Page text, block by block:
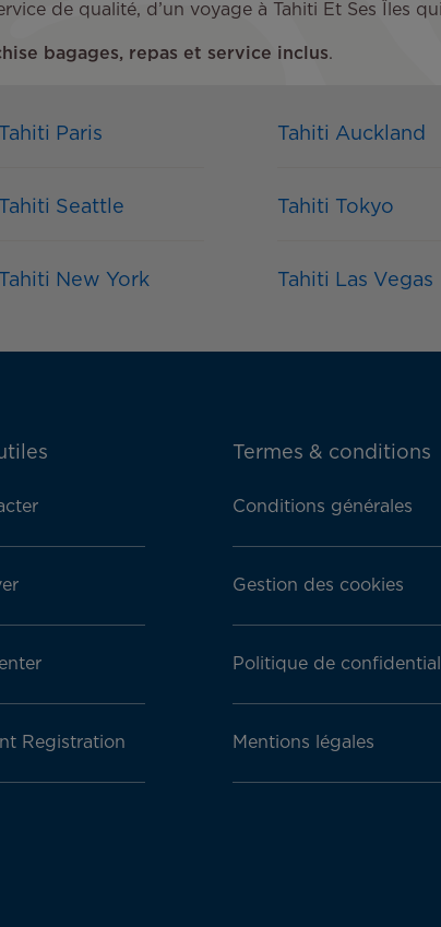
de qualité, d’un voyage à Tahiti Et Ses Îles
bagages, repas et service inclus.
Tahiti Paris Tahiti Auckland
Tahiti Seattle Tahiti Tokyo
Tahiti New York Tahiti Las Vegas
Registration
Termes & conditions
Conditions générales
Gestion des cookies
Politique de
Mentions légales